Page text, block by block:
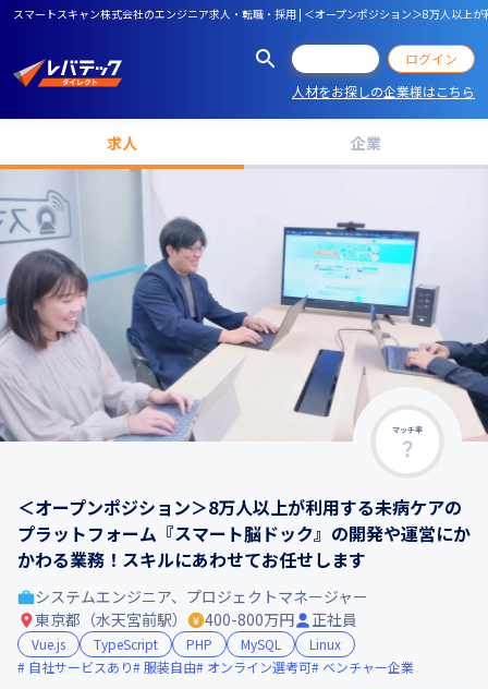
スマートスキャン株式会社のエンジニア求人・転職・採用 | ＜オープンポジション＞8万人以
ログイン
人材をお探しの企業様はこちら
求人 企業
マッチ率
＜オープンポジション＞8万人以上が利用する未病ケアの
プラットフォーム『スマート脳ドック』の開発や運営にか
かわる業務！スキルにあわせてお任せします
システムエンジニア、プロジェクトマネージャー
東京都（水天宮前駅）
400-800万円 正社員
Vue.js TypeScript PHP MySQL
Linux
自社サービスあり
服装自由 オンライン選考可 ベンチャー企業